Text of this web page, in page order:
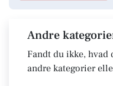
Andre
Fandt du ikke, hvad
andre kategorier